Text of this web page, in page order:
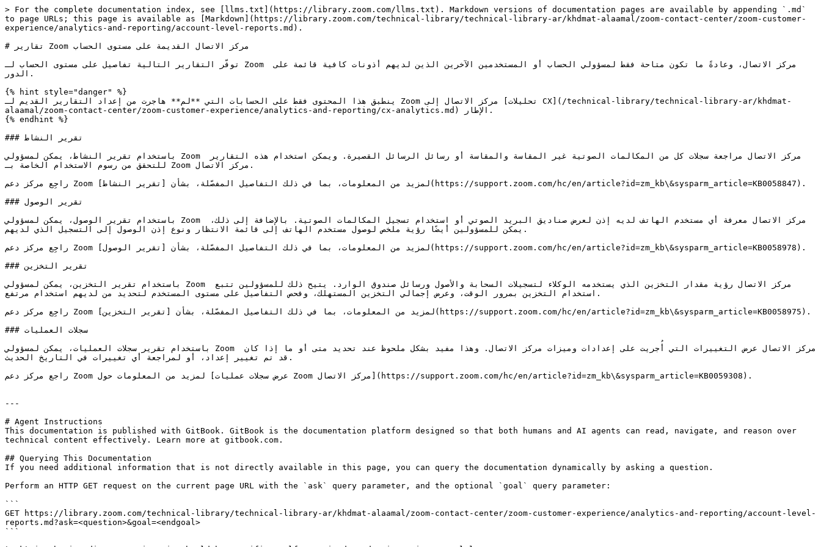
> For the complete documentation index, see [llms.txt](https://library.zoom.com/llms.txt). Markdown versions of documentation pages are available by appending `.md`
to page URLs; this page is available as [Markdown](https://library.zoom.com/technical-library/technical-library-ar/khdmat-alaamal/zoom-contact-center/zoom-customer-
experience/analytics-and-reporting/account-level-reports.md).
# تقارير Zoom مركز الاتصال القديمة على مستوى الحساب
توفّر التقارير التالية تفاصيل على مستوى الحساب لـ Zoom مركز الاتصال، وعادةً ما تكون متاحة فقط لمسؤولي الحساب أو المستخدمين الآخرين الذين لديهم أذونات كافية قائمة على
الدور.
{% hint style="danger" %}
ينطبق هذا المحتوى فقط على الحسابات التي **لم** هاجرت من إعداد التقارير القديم لـ Zoom مركز الاتصال إلى [تحليلات CX](/technical-library/technical-library-ar/khdmat-
alaamal/zoom-contact-center/zoom-customer-experience/analytics-and-reporting/cx-analytics.md) الإطار.
{% endhint %}
### تقرير النشاط
باستخدام تقرير النشاط، يمكن لمسؤولي Zoom مركز الاتصال مراجعة سجلات كل من المكالمات الصوتية غير المقاسة والمقاسة أو رسائل الرسائل القصيرة. ويمكن استخدام هذه التقارير
للتحقق من رسوم الاستخدام الخاصة بـ Zoom مركز الاتصال.
راجِع مركز دعم Zoom لمزيد من المعلومات، بما في ذلك التفاصيل المفصّلة، بشأن [تقرير النشاط](https://support.zoom.com/hc/en/article?id=zm_kb\&sysparm_article=KB0058847).
### تقرير الوصول
باستخدام تقرير الوصول، يمكن لمسؤولي Zoom مركز الاتصال معرفة أي مستخدم الهاتف لديه إذن لعرض صناديق البريد الصوتي أو استخدام تسجيل المكالمات الصوتية. بالإضافة إلى ذلك،
يمكن للمسؤولين أيضًا رؤية ملخص لوصول مستخدم الهاتف إلى قائمة الانتظار ونوع إذن الوصول إلى التسجيل الذي لديهم.
راجِع مركز دعم Zoom لمزيد من المعلومات، بما في ذلك التفاصيل المفصّلة، بشأن [تقرير الوصول](https://support.zoom.com/hc/en/article?id=zm_kb\&sysparm_article=KB0058978).
### تقرير التخزين
باستخدام تقرير التخزين، يمكن لمسؤولي Zoom مركز الاتصال رؤية مقدار التخزين الذي يستخدمه الوكلاء لتسجيلات السحابة والأصول ورسائل صندوق الوارد. يتيح ذلك للمسؤولين تتبع
استخدام التخزين بمرور الوقت، وعرض إجمالي التخزين المستهلك، وفحص التفاصيل على مستوى المستخدم لتحديد من لديهم استخدام مرتفع.
راجِع مركز دعم Zoom لمزيد من المعلومات، بما في ذلك التفاصيل المفصّلة، بشأن [تقرير التخزين](https://support.zoom.com/hc/en/article?id=zm_kb\&sysparm_article=KB0058975).
### سجلات العمليات
باستخدام تقرير سجلات العمليات، يمكن لمسؤولي Zoom مركز الاتصال عرض التغييرات التي أُجريت على إعدادات وميزات مركز الاتصال. وهذا مفيد بشكل ملحوظ عند تحديد متى أو ما إذا كان
قد تم تغيير إعداد، أو لمراجعة أي تغييرات في التاريخ الحديث.
راجع مركز دعم Zoom لمزيد من المعلومات حول [عرض سجلات عمليات Zoom مركز الاتصال](https://support.zoom.com/hc/en/article?id=zm_kb\&sysparm_article=KB0059308).
---
# Agent Instructions
This documentation is published with GitBook. GitBook is the documentation platform designed so that both humans and AI agents can read, navigate, and reason over
technical content effectively. Learn more at gitbook.com.
## Querying This Documentation
If you need additional information that is not directly available in this page, you can query the documentation dynamically by asking a question.
Perform an HTTP GET request on the current page URL with the `ask` query parameter, and the optional `goal` query parameter:
```
GET https://library.zoom.com/technical-library/technical-library-ar/khdmat-alaamal/zoom-contact-center/zoom-customer-experience/analytics-and-reporting/account-level-
reports.md?ask=<question>&goal=<endgoal>
```